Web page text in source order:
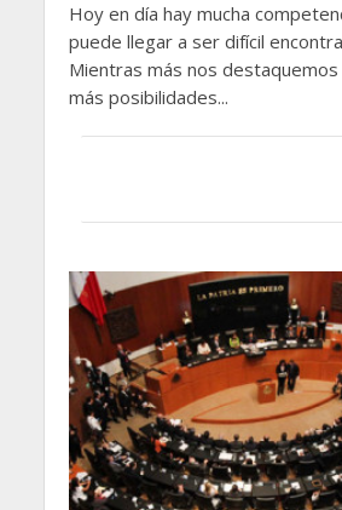
Hoy en día hay mucha
puede llegar a ser difícil
Mientras más nos
más posibilidades...